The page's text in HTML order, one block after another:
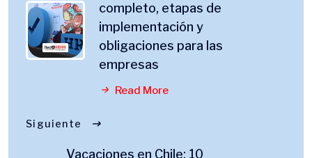
completo, etapas de
implementación y
obligaciones para las
empresas
Read More
Siguiente
Vacaciones en Chile: 10